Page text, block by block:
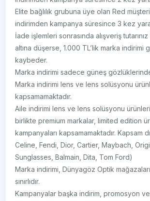
Elite bağlılık grubuna üye olan Red
indirimden kampanya süresince 3 kez
İade işlemleri sonrasında alışveriş
altına düşerse, 1.000 TL’lik marka indirimi
kaybeder.
Marka indirimi sadece güneş
Marka indirimi lens ve lens solüsyonu
kapsamamaktadır.
Aile indirimi lens ve lens solüsyonu
birlikte premium markalar, limited edition
kampanyaları kapsamamaktadır. Kapsam
Celine, Fendi, Dior, Cartier, Maybach,
Sunglasses, Balmain, Dita, Tom Ford)
Marka indirimi, Dünyagöz Optik
sınırlıdır.
Kampanyalar başka indirim, promosyon